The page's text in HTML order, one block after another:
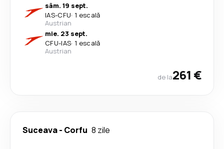
sâm. 19 sept.
IAS-CFU· 1 escală
Austrian
mie. 23 sept.
CFU-IAS· 1 escală
Austrian
de la261 €
Suceava- Corfu 8 zile